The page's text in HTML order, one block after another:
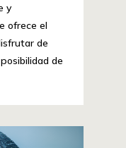
y
ofrece el
de
de